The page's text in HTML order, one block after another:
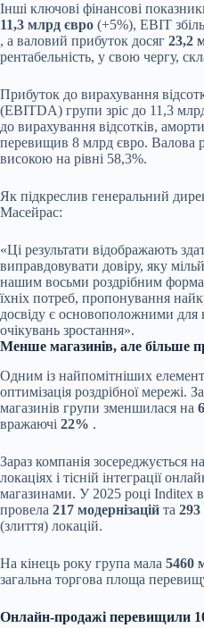
Інші ключові фінансові
11,3 млрд євро (+5%), EBIT
, а валовий прибуток досяг 23,2
рентабельність, у свою чергу,
Прибуток до вирахування
(EBITDA) групи зріс до 11,3
до вирахування відсотків,
перевищив 8 млрд євро. Валова
високою на рівні 58,3%.
Як підкреслив генеральний
Масейрас:
«Ці результати відображають
виправдовувати довіру, яку
нашим восьми роздрібним
їхніх потреб, пропонування
досвіду є основоположними для
очікувань зростання».
Менше магазинів, але більше
Одним із найпомітніших
оптимізація роздрібної мережі.
магазинів групи зменшилася на
вражаючі 22% .
Зараз компанія зосереджується
локаціях і тісній інтеграції
магазинами. У 2025 році Inditex
провела 217 модернізацій та 293
(злиття) локацій.
На кінець року група мала 5460
загальна торгова площа
Онлайн-продажі перевищили